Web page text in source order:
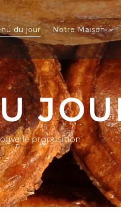
du jour Notre Maison
proposition